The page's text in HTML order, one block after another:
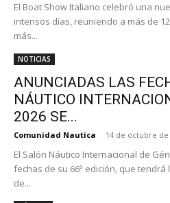
El Boat Show Italiano celebró una
intensos días, reuniendo a más de
más...
NOTICIAS
ANUNCIADAS LAS
NÁUTICO
2026 SE...
Comunidad Nautica - 14 de octubre de
El Salón Náutico Internacional de
fechas de su 66ª edición, que tendrá
de...